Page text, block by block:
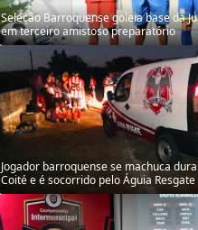
Jogador barroquense se machuca
Coité e é socorrido pelo Águia Resgate
Barrocas conhece adversários, e
Intermunicipal 2026 será em Santa